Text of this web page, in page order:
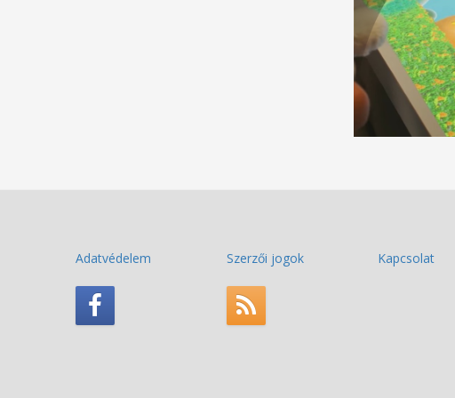
Adatvédelem Szerzői jogok Kapcsolat